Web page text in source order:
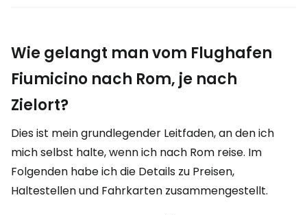
Wie gelangt man vom Flughafen
Fiumicino nach Rom, je nach
Zielort?
Dies ist mein grundlegender Leitfaden, an den ich
mich selbst halte, wenn ich nach Rom reise. Im
Folgenden habe ich die Details zu Preisen,
Haltestellen und Fahrkarten zusammengestellt.